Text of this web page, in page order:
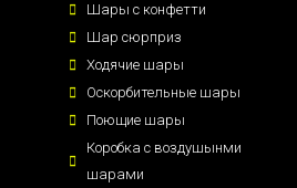
Шары с конфетти
Шар сюрприз
Ходячие шары
Оскорбительные шары
Поющие шары
Коробка с воздушынми
шарами